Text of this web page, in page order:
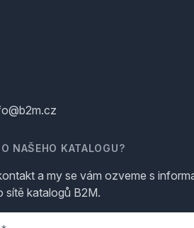
NAŠEHO KATALOGU?
a my se vám ozveme s
sítě katalogů B2M.